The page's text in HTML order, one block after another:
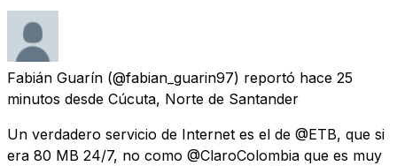
Fabián Guarín (@fabian_guarin97) reportó hace 25
minutos desde Cúcuta, Norte de Santander
Un verdadero servicio de Internet es el de @ETB, que si
era 80 MB 24/7, no como @ClaroColombia que es muy